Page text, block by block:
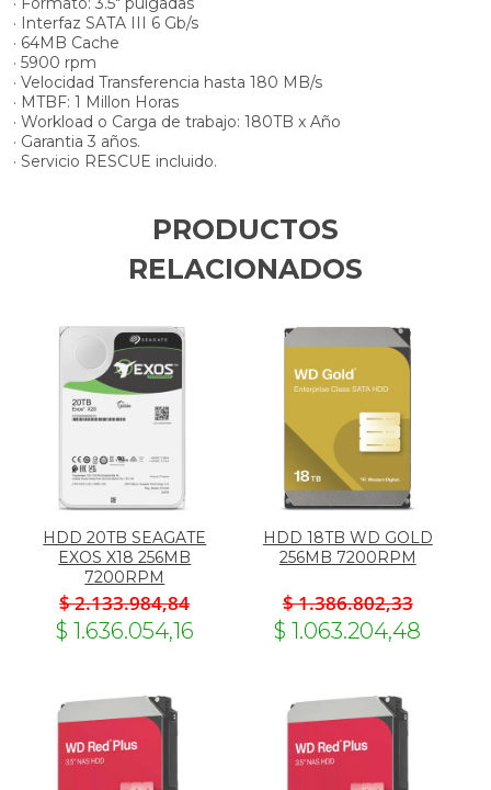
· Interfaz SATA III 6 Gb/s
· 64MB Cache
· 5900 rpm
· Velocidad Transferencia hasta 180 MB/s
· MTBF: 1 Millon Horas
· Workload o Carga de trabajo: 180TB x Año
· Garantia 3 años.
· Servicio RESCUE incluido.
PRODUCTOS
RELACIONADOS
HDD 20TB SEAGATE
EXOS X18 256MB
7200RPM
$ 2.133.984,84
$ 1.636.054,16
HDD 18TB WD GOLD
256MB 7200RPM
$ 1.386.802,33
$ 1.063.204,48